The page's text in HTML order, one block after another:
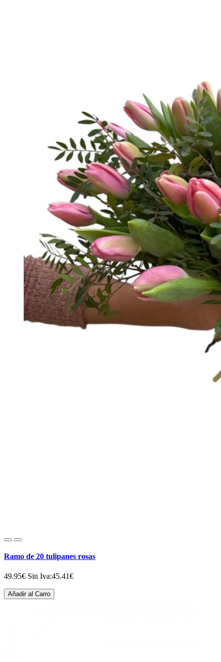
Ramo de 20 tulipanes rosas
49.95€ Sin Iva:45.41€
Añadir al Carro